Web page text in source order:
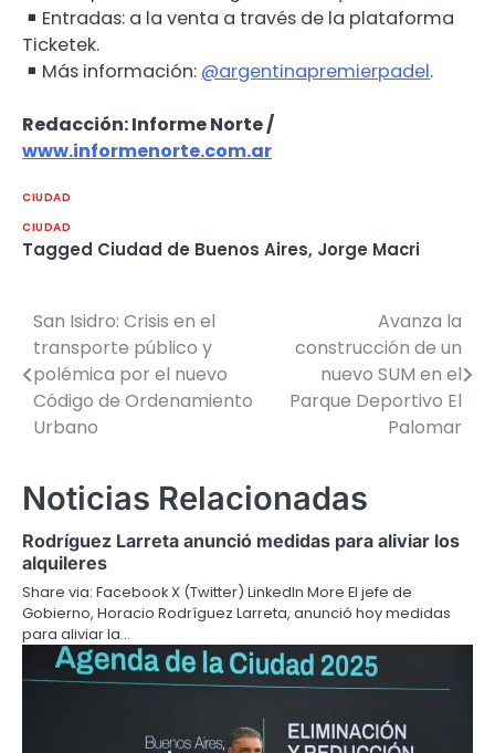
Entradas: a la venta a través de la plataforma
Ticketek.
Más información: @argentinapremierpadel.
Redacción: Informe Norte /
www.informenorte.com.ar
CIUDAD
CIUDAD
Tagged Ciudad de Buenos Aires, Jorge Macri
Navegación
de
entradas
San Isidro: Crisis en el
transporte público y
polémica por el nuevo
Código de Ordenamiento
Urbano
Avanza la
construcción de un
nuevo SUM en el
Parque Deportivo El
Palomar
Noticias Relacionadas
Rodríguez Larreta anunció medidas para aliviar los
alquileres
Share via: Facebook X (Twitter) LinkedIn More El jefe de
Gobierno, Horacio Rodríguez Larreta, anunció hoy medidas
para aliviar la…